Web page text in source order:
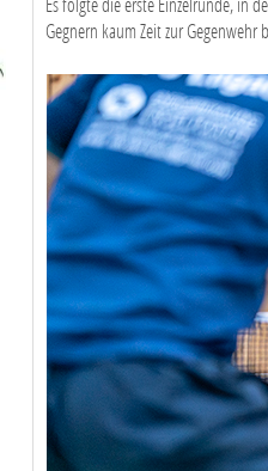
Gegnern kaum Zeit zur Gegenwehr